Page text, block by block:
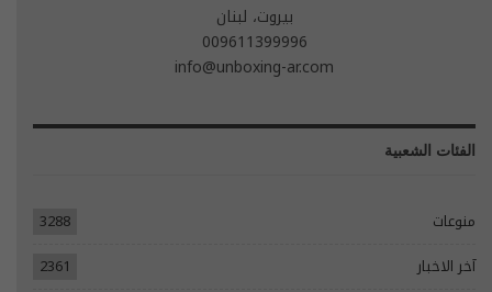
بيروت، لبنان
009611399996
info@unboxing-ar.com
الفئات الشعبية
منوعات
3288
آخر الاخبار
2361